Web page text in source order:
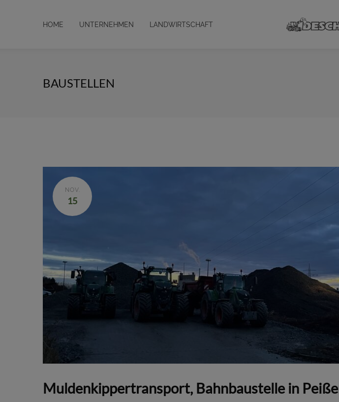
HOME UNTERNEHMEN LANDWIRTSCHAFT
BAUSTELLEN
NOV.
15
Muldenkippertransport, Bahnbaustelle in